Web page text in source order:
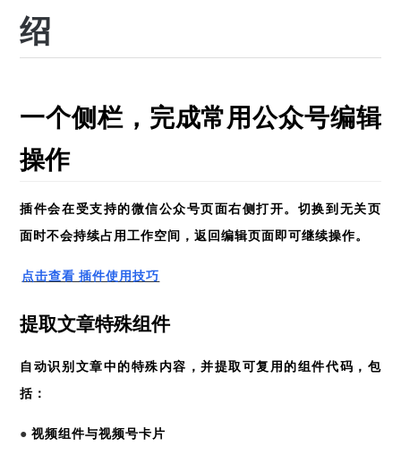
绍
一个侧栏，完成常用公众号编辑
操作
插件会在受支持的微信公众号页面右侧打开。切换到无关页
面时不会持续占用工作空间，返回编辑页面即可继续操作。
点击查看 插件使用技巧
提取文章特殊组件
自动识别文章中的特殊内容，并提取可复用的组件代码，包
括：
● 视频组件与视频号卡片